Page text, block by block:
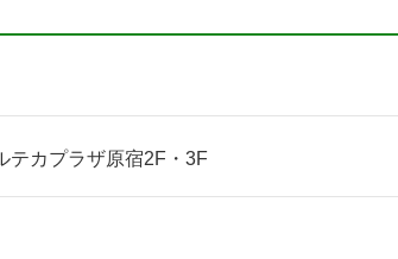
テカプラザ原宿2F・3F